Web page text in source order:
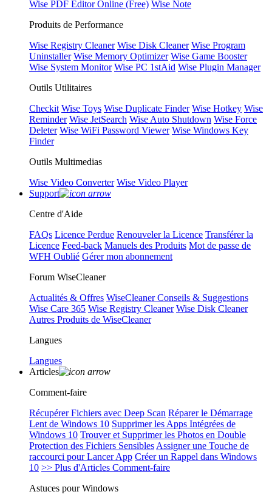
Wise PDF Editor Online (Free) Wise Note
Produits de Performance
Wise Registry Cleaner Wise Disk Cleaner Wise Program
Uninstaller Wise Memory Optimizer Wise Game Booster
Wise System Monitor Wise PC 1stAid Wise Plugin Manager
Outils Utilitaires
Checkit Wise Toys Wise Duplicate Finder Wise Hotkey Wise
Reminder Wise JetSearch Wise Auto Shutdown Wise Force
Deleter Wise WiFi Password Viewer Wise Windows Key
Finder
Outils Multimedias
Wise Video Converter Wise Video Player
Support
Centre d'Aide
FAQs Licence Perdue Renouveler la Licence Transférer la
Licence Feed-back Manuels des Produits Mot de passe de
WFH Oublié Gérer mon abonnement
Forum WiseCleaner
Actualités & Offres WiseCleaner Conseils & Suggestions
Wise Care 365 Wise Registry Cleaner Wise Disk Cleaner
Autres Produits de WiseCleaner
Langues
Langues
Articles
Comment-faire
Récupérer Fichiers avec Deep Scan Réparer le Démarrage
Lent de Windows 10 Supprimer les Apps Intégrées de
Windows 10 Trouver et Supprimer les Photos en Double
Protection des Fichiers Sensibles Assigner une Touche de
raccourci pour Lancer App Créer un Rappel dans Windows
10 >> Plus d'Articles Comment-faire
Astuces pour Windows